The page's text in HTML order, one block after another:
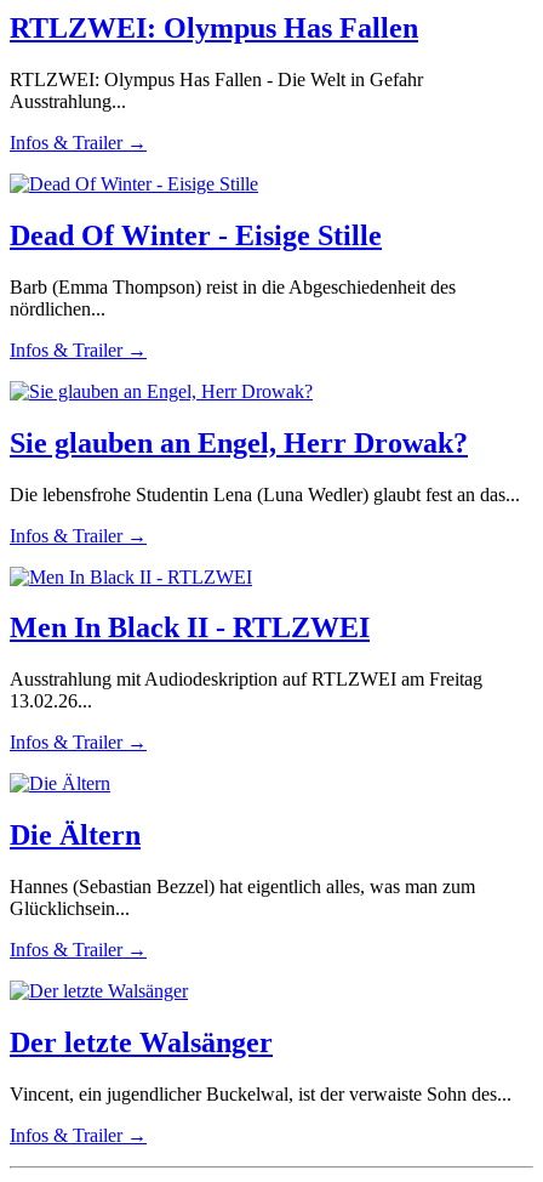
RTLZWEI: Olympus Has Fallen
RTLZWEI: Olympus Has Fallen - Die Welt in Gefahr
Ausstrahlung...
Infos & Trailer →
Dead Of Winter - Eisige Stille
Barb (Emma Thompson) reist in die Abgeschiedenheit des
nördlichen...
Infos & Trailer →
Sie glauben an Engel, Herr Drowak?
Die lebensfrohe Studentin Lena (Luna Wedler) glaubt fest an das...
Infos & Trailer →
Men In Black II - RTLZWEI
Ausstrahlung mit Audiodeskription auf RTLZWEI am Freitag
13.02.26...
Infos & Trailer →
Die Ältern
Hannes (Sebastian Bezzel) hat eigentlich alles, was man zum
Glücklichsein...
Infos & Trailer →
Der letzte Walsänger
Vincent, ein jugendlicher Buckelwal, ist der verwaiste Sohn des...
Infos & Trailer →